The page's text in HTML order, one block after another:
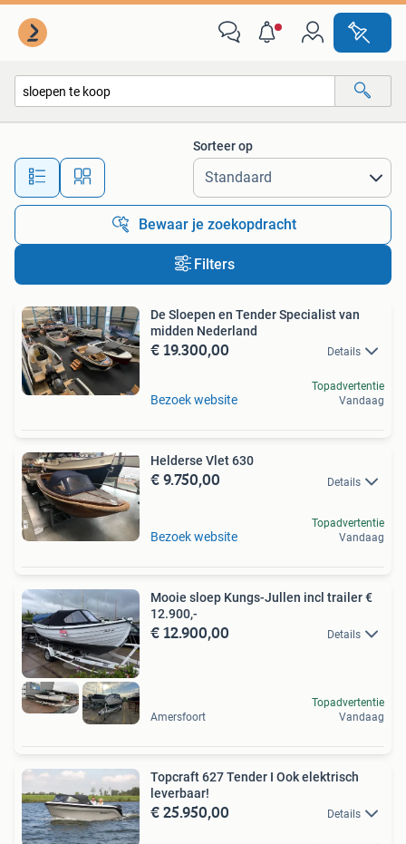
Alle afstanden…
Sorteer op
Bewaar je zoekopdracht
Filters
De Sloepen en Tender Specialist van
midden Nederland
€ 19.300,00 Details
Bezoek website
Topadvertentie
Vandaag
Helderse Vlet 630
€ 9.750,00 Details
Bezoek website
Topadvertentie
Vandaag
Mooie sloep Kungs-Jullen incl trailer €
12.900,-
€ 12.900,00 Details
Amersfoort
Topadvertentie
Vandaag
Topcraft 627 Tender I Ook elektrisch
leverbaar!
€ 25.950,00 Details